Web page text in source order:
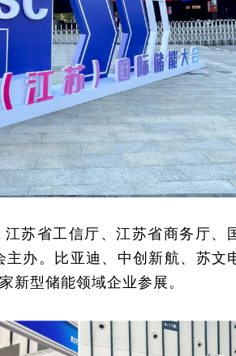
苏省工信厅、江苏省商务厅、
办。比亚迪、中创新航、苏文
新型储能领域企业参展。